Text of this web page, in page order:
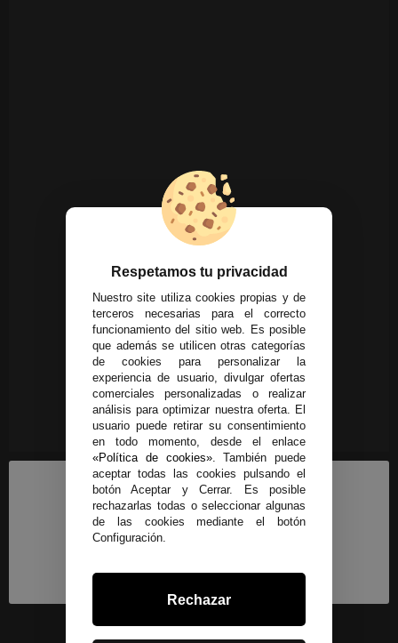
Respetamos tu privacidad
Nuestro site utiliza cookies propias y de
terceros necesarias para el correcto
funcionamiento del sitio web. Es posible
que además se utilicen otras categorías
de cookies para personalizar la
experiencia de usuario, divulgar ofertas
comerciales personalizadas o realizar
análisis para optimizar nuestra oferta. El
usuario puede retirar su consentimiento
en todo momento, desde el enlace
«Política de cookies». También puede
aceptar todas las cookies pulsando el
botón Aceptar y Cerrar. Es posible
rechazarlas todas o seleccionar algunas
de las cookies mediante el botón
Configuración.
Rechazar